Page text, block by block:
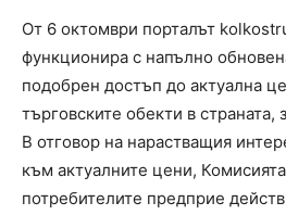
От 6 октомври порталът
функционира с напълно
подобрен достъп до актуална
търговските обекти в страната,
В отговор на нарастващия
към актуалните цени,
потребителите предприе